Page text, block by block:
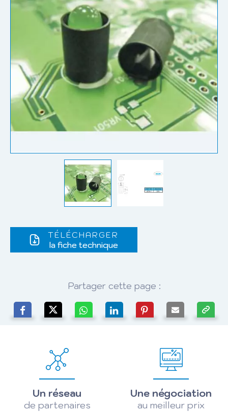
TÉLÉCHARGER
la fiche technique
Partager cette page :
Un réseau
de partenaires
Une négociation
au meilleur prix